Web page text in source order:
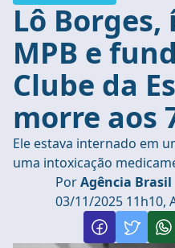
Lô Borges,
MPB e
Clube da
morre aos
Ele estava internado em
uma intoxicação
PorAgência Brasil
03/11/2025 11h10,